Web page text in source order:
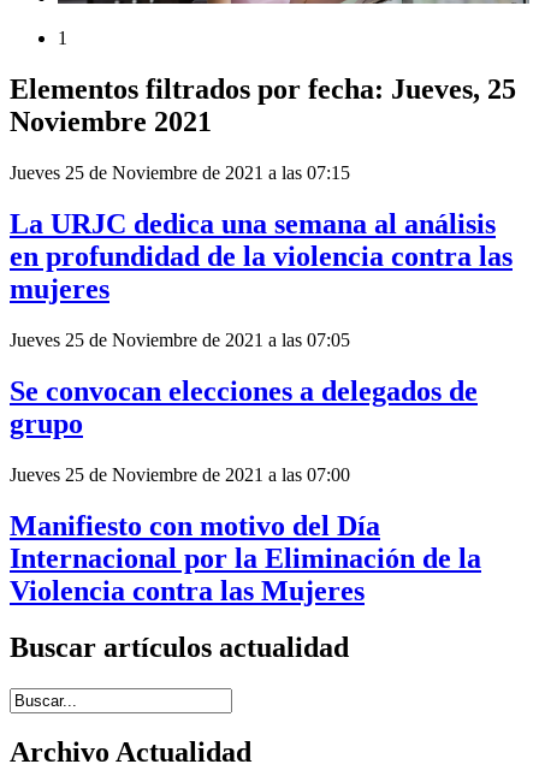
1
Elementos filtrados por fecha: Jueves, 25
Noviembre 2021
Jueves 25 de Noviembre de 2021 a las 07:15
La URJC dedica una semana al análisis
en profundidad de la violencia contra las
mujeres
Jueves 25 de Noviembre de 2021 a las 07:05
Se convocan elecciones a delegados de
grupo
Jueves 25 de Noviembre de 2021 a las 07:00
Manifiesto con motivo del Día
Internacional por la Eliminación de la
Violencia contra las Mujeres
Buscar artículos actualidad
Introduce términos de búsqueda
Archivo Actualidad